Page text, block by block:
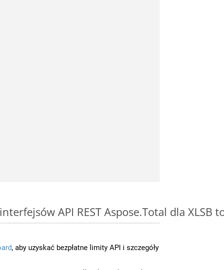
API REST Aspose.Total dla XLSB
, aby uzyskać bezpłatne limity API i szczegóły